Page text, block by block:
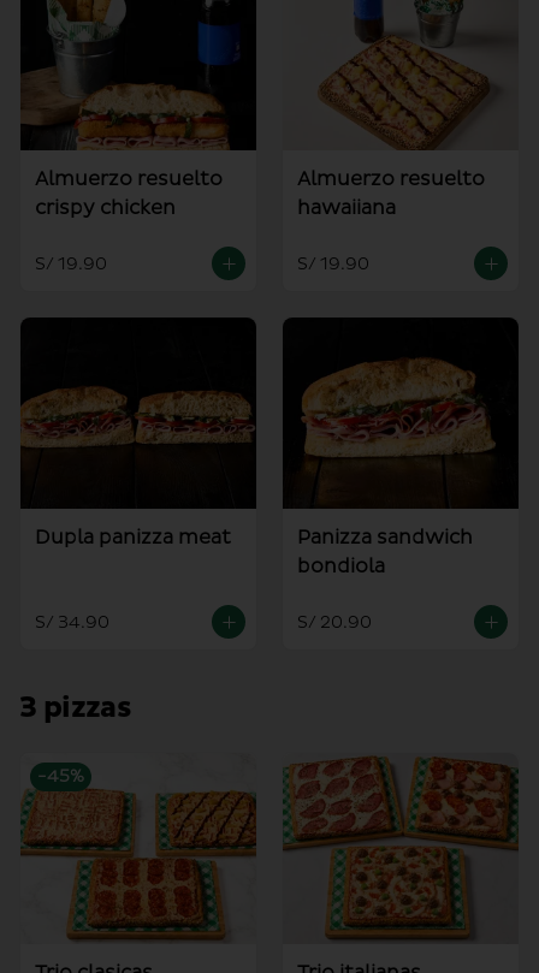
Almuerzo resuelto
crispy chicken
S/ 19.90
Almuerzo resuelto
hawaiiana
S/ 19.90
Dupla panizza meat
S/ 34.90
Panizza sandwich
bondiola
S/ 20.90
3 pizzas
-45%